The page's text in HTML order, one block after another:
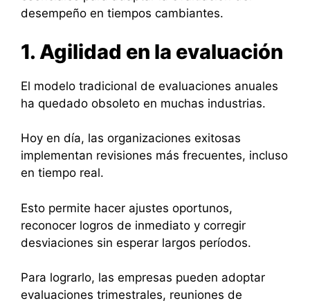
desempeño en tiempos cambiantes.
1. Agilidad en la evaluación
El modelo tradicional de evaluaciones anuales
ha quedado obsoleto en muchas industrias.
Hoy en día, las organizaciones exitosas
implementan revisiones más frecuentes, incluso
en tiempo real.
Esto permite hacer ajustes oportunos,
reconocer logros de inmediato y corregir
desviaciones sin esperar largos períodos.
Para lograrlo, las empresas pueden adoptar
evaluaciones trimestrales, reuniones de